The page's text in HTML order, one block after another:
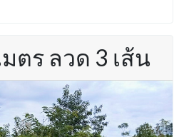
มตร ลวด 3 เส้น